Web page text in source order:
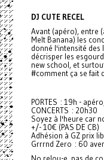
DJ CUTE RECEL
Avant (apéro), entre
Melt Banana) les
donné l'intensité des
décrisper les
new school, et
#comment ça se fait
PORTES : 19h -
CONCERTS : 20h30
Soyez à l'heure car
+/- 10€ (PAS DE CB)
Adhésion à GZ prix
Grrrnd Zero : 60